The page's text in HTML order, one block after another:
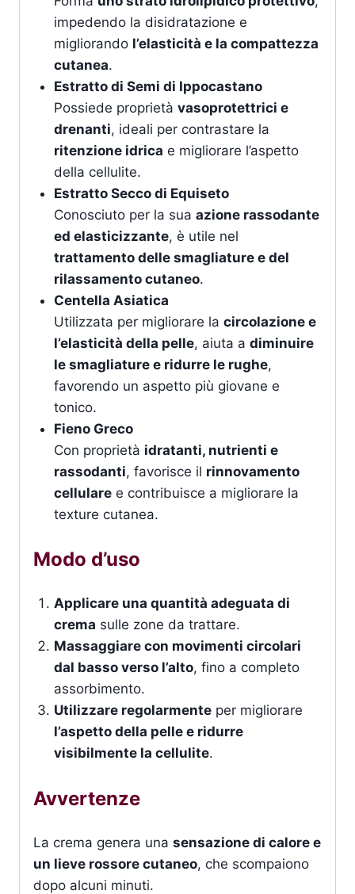
impedendo la disidratazione e
migliorando l’elasticità e la compattezza
cutanea.
Estratto di Semi di Ippocastano
Possiede proprietà vasoprotettrici e
drenanti, ideali per contrastare la
ritenzione idrica e migliorare l’aspetto
della cellulite.
Estratto Secco di Equiseto
Conosciuto per la sua azione rassodante
ed elasticizzante, è utile nel
trattamento delle smagliature e del
rilassamento cutaneo.
Centella Asiatica
Utilizzata per migliorare la circolazione e
l’elasticità della pelle, aiuta a diminuire
le smagliature e ridurre le rughe,
favorendo un aspetto più giovane e
tonico.
Fieno Greco
Con proprietà idratanti, nutrienti e
rassodanti, favorisce il rinnovamento
cellularee contribuisce a migliorare la
texture cutanea.
Modo d’uso
Applicare una quantità adeguata di
crema sulle zone da trattare.
Massaggiare con movimenti circolari
dal basso verso l’alto, fino a completo
assorbimento.
Utilizzare regolarmenteper migliorare
l’aspetto della pelle e ridurre
visibilmente la cellulite.
Avvertenze
La crema genera una sensazione di calore e
un lieve rossore cutaneo, che scompaiono
dopo alcuni minuti.